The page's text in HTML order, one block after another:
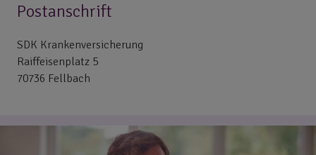
Postanschrift
SDK Krankenversicherung
Raiffeisenplatz 5
70736 Fellbach